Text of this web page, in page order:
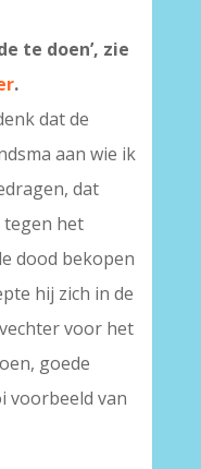
te doen’, zie
.
dat de
aan wie ik
dat
tegen het
dood bekopen
hij zich in de
voor het
goede
voorbeeld van